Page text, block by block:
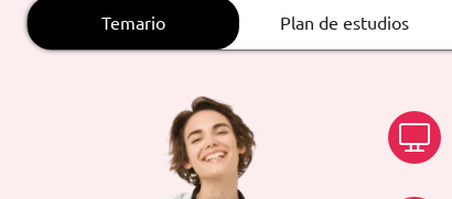
CONTACTO ES
formacion@euroinnova.com
Temario Plan de estudios